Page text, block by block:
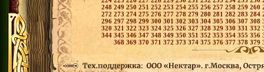
248 249 250 251 252 253 254 255 256 257 258 259 260
272 273 274 275 276 277 278 279 280 281 282 283 284
296 297 298 299 300 301 302 303 304 305 306 307 308
320 321 322 323 324 325 326 327 328 329 330 331 332
344 345 346 347 348 349 350 351 352 353 354 355 356
368 369 370 371 372 373 374 375 376377 378 379